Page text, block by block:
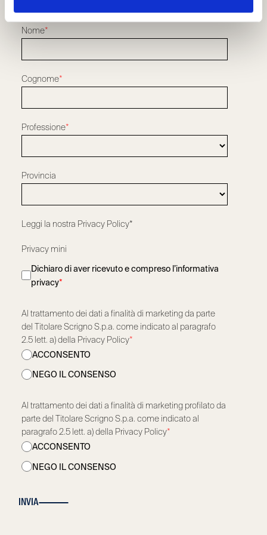
Nome*
Cognome*
Professione*
Provincia
Leggi la nostra Privacy Policy*
Privacy mini
Dichiaro di aver ricevuto e compreso l’informativa
privacy*
Al trattamento dei dati a finalità di marketing da parte
del Titolare Scrigno S.p.a. come indicato al paragrafo
2.5 lett. a) della Privacy Policy*
ACCONSENTO
NEGO IL CONSENSO
Al trattamento dei dati a finalità di marketing profilato da
parte del Titolare Scrigno S.p.a. come indicato al
paragrafo 2.5 lett. a) della Privacy Policy*
ACCONSENTO
NEGO IL CONSENSO
INVIA